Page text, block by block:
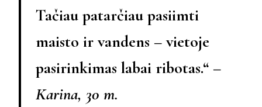
Tačiau patarčiau pasiimti
maisto ir vandens – vietoje
pasirinkimas labai ribotas.“ –
Karina, 30 m.